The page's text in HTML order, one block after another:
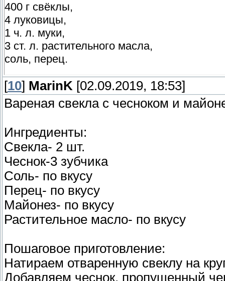
400 г свёклы,
4 луковицы,
1 ч. л. муки,
3 ст. л. растительного масла,
соль, перец.
Сваренную или испеченную свёклу
растительном масле. Овощи смешать,
перец и тушить до готовности.
http://www.krasotulya.ru/
[10] MarinK [02.09.2019, 18:53]
Вареная свекла с чесноком и
Ингредиенты:
Свекла- 2 шт.
Чеснок-3 зубчика
Соль- по вкусу
Перец- по вкусу
Майонез- по вкусу
Растительное масло- по вкусу
Пошаговое приготовление:
Натираем отваренную свеклу на
Добавляем чеснок, пропущенный